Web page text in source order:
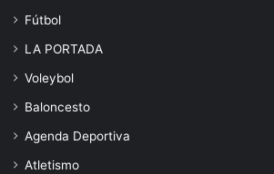
Fútbol
LA PORTADA
Voleybol
Baloncesto
Agenda Deportiva
Atletismo